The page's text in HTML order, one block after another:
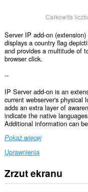
Całkowita
Server IP add-on
displays a country flag
and provides a multitude of
browser click.
--
IP Server add-on is an
current webserver's physical
adds an extra layer of
indicate the native
Additional information can
Pokaż więcej
Uprawnienia
To
rozszerzenie
Zrzut ekranu